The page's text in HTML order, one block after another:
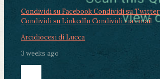
Condividi su FacebookCondividi su Twitter
Condividi su LinkedInCondividi via email
Arcidiocesi di Lucca
3 weeks ago